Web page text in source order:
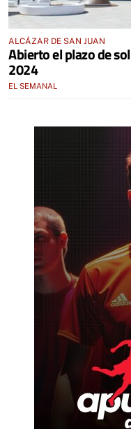
ALCÁZAR DE SAN JUAN
Abierto el plazo de
2024
EL SEMANAL